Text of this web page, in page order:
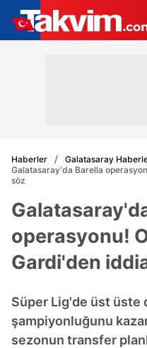
Haberler
Galatasaray
Galatasaray'da Barella
söz
operasyonu!
Gardi'den
Süper Lig'de üst üste
şampiyonluğunu
sezonun transfer